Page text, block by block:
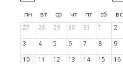
пн вт ср чт пт сб
вс
27
28 29 30 31 1
2
3
4 5 6 7 8
9
10
11 12 13 14 15
16